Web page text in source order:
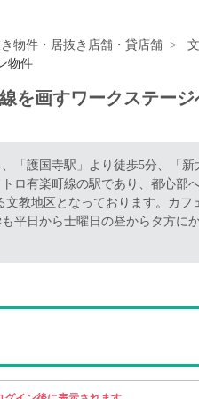
物件・居抜き店舗・貸店舗
物件
を画すワークステージ
「護国寺駅」より徒歩5分、「新
ロ有楽町線の駅であり、都心部
教地区となっております。カフ
平日から士曜日の昼からタ方に